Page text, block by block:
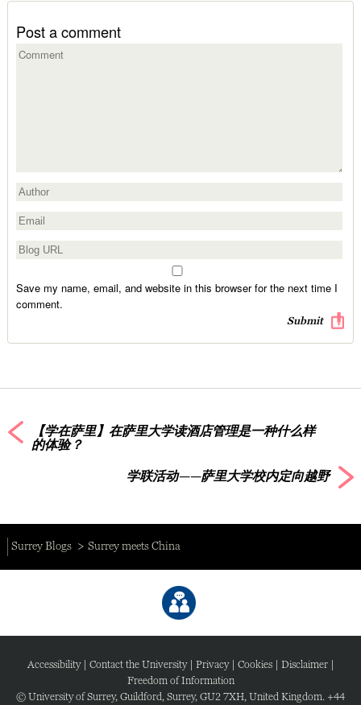
Post a comment
Save my name, email, and website in this browser for the next time I
comment.
【学在萨里】在萨里大学读酒店管理是一种什么样
的体验？
学联活动——萨里大学校内定向越野
Surrey Blogs Surrey meets China
Accessibility| Contact the University| Privacy| Cookies| Disclaimer|
Freedom of Information
© University of Surrey, Guildford, Surrey, GU2 7XH, United Kingdom. +44